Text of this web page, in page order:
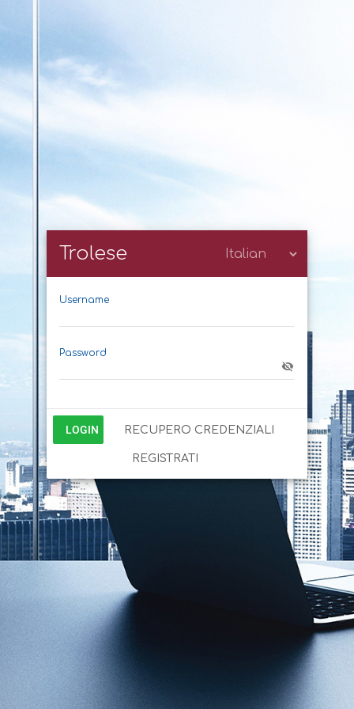
Trolese
Username
Password
LOGIN RECUPERO CREDENZIALI
REGISTRATI